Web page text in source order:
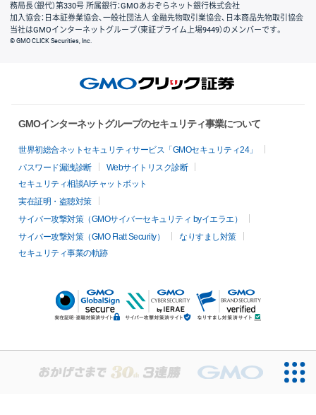
務局長（銀代）第330号 所属銀行：GMOあおぞらネット銀行株式会社
加入協会：日本証券業協会、一般社団法人 金融先物取引業協会、日本商品先物取引協会
当社はGMOインターネットグループ（東証プライム上場9449）のメンバーです。
© GMO CLICK Securities, Inc.
GMOインターネットグループのセキュリティ事業について
世界初総合ネットセキュリティサービス「GMOセキュリティ24」
パスワード漏洩診断
Webサイトリスク診断
セキュリティ相談AIチャットボット
実在証明・盗聴対策
サイバー攻撃対策（GMOサイバーセキュリティ byイエラエ）
サイバー攻撃対策（GMO Flatt Security）
なりすまし対策
セキュリティ事業の軌跡